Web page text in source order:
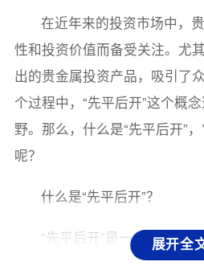
展开全
在近年来的投资市场中，
性和投资价值而备受关注。尤
出的贵金属投资产品，吸引了
个过程中，“先平后开”这个概
野。那么，什么是“先平后开”
呢？
什么是“先平后开”？
“先平后开”是一个相对专
描述在贵金属交易中，投资者